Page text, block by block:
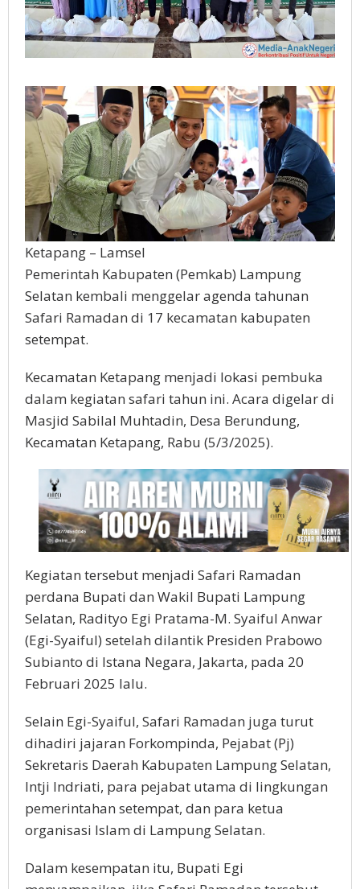
Ketapang – Lamsel
Pemerintah Kabupaten (Pemkab) Lampung
Selatan kembali menggelar agenda tahunan
Safari Ramadan di 17 kecamatan kabupaten
setempat.
Kecamatan Ketapang menjadi lokasi pembuka
dalam kegiatan safari tahun ini. Acara digelar di
Masjid Sabilal Muhtadin, Desa Berundung,
Kecamatan Ketapang, Rabu (5/3/2025).
Kegiatan tersebut menjadi Safari Ramadan
perdana Bupati dan Wakil Bupati Lampung
Selatan, Radityo Egi Pratama-M. Syaiful Anwar
(Egi-Syaiful) setelah dilantik Presiden Prabowo
Subianto di Istana Negara, Jakarta, pada 20
Februari 2025 lalu.
Selain Egi-Syaiful, Safari Ramadan juga turut
dihadiri jajaran Forkompinda, Pejabat (Pj)
Sekretaris Daerah Kabupaten Lampung Selatan,
Intji Indriati, para pejabat utama di lingkungan
pemerintahan setempat, dan para ketua
organisasi Islam di Lampung Selatan.
Dalam kesempatan itu, Bupati Egi